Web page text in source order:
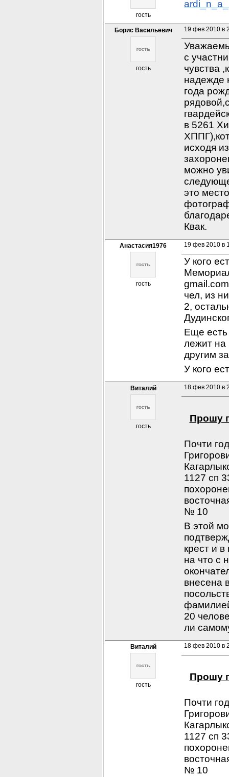
гость
Борис Васильевич
гость
19 фев 2010 в
с
чувства
надежде
года
в 5261
исходя
можно
это
Квак.
Анастасия1976
гость
19 фев 2010 в
У кого
чел, из
2,
Еще есть
лежит на
другим
У кого
Виталий
гость
18 фев 2010 в
Прошу
Почти
1127 сп
№ 10
В этой
крест и
на что с
внесена
20
ли
Виталий
гость
18 фев 2010 в
Прошу
Почти
1127 сп
№ 10